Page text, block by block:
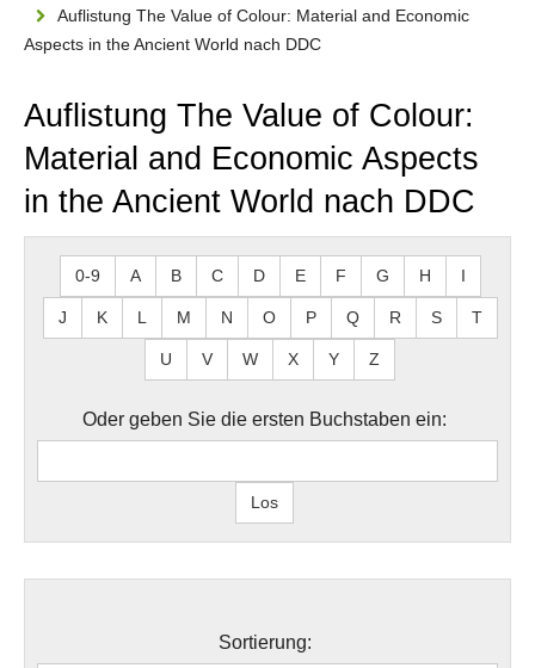
Auflistung The Value of Colour: Material and Economic
Aspects in the Ancient World nach DDC
Auflistung The Value of Colour:
Material and Economic Aspects
in the Ancient World nach DDC
0-9 A B C D E F G H I
J K L M N O P Q R S T
U V W X Y Z
Oder geben Sie die ersten Buchstaben ein:
Sortierung: